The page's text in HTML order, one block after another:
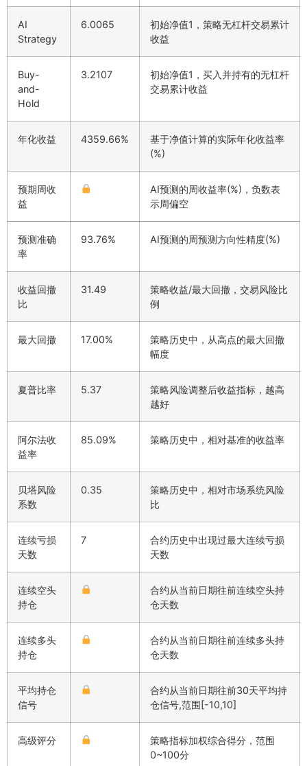
AI
Strategy
6.0065
初始净值1，策略无杠杆交易累计
收益
Buy-
and-
Hold
3.2107
初始净值1，买入并持有的无杠杆
交易累计收益
年化收益 4359.66%
基于净值计算的实际年化收益率
(%)
预期周收
益
AI预测的周收益率(%)，负数表
示周偏空
预测准确
率
93.76% AI预测的周预测方向性精度(%)
收益回撤
比
31.49
策略收益/最大回撤，交易风险比
例
最大回撤 17.00%
策略历史中，从高点的最大回撤
幅度
夏普比率 5.37
策略风险调整后收益指标，越高
越好
阿尔法收
益率
85.09% 策略历史中，相对基准的收益率
贝塔风险
系数
0.35
策略历史中，相对市场系统风险
比
连续亏损
天数
7
合约历史中出现过最大连续亏损
天数
连续空头
持仓
合约从当前日期往前连续空头持
仓天数
连续多头
持仓
合约从当前日期往前连续多头持
仓天数
平均持仓
信号
合约从当前日期往前30天平均持
仓信号,范围[-10,10]
高级评分
策略指标加权综合得分，范围
0~100分